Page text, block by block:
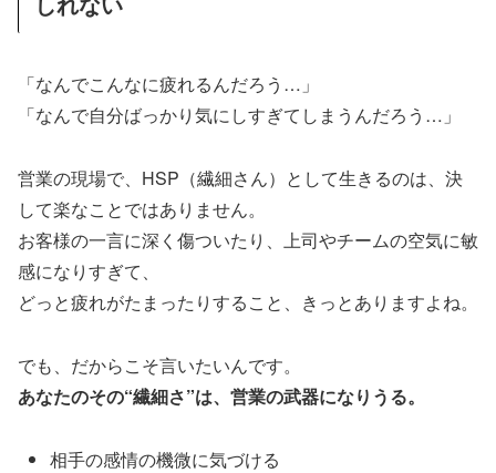
「なんでこんなに疲れるんだろう…」
「なんで自分ばっかり気にしすぎてしまうんだろう…」
営業の現場で、HSP（繊細さん）として生きるのは、決
して楽なことではありません。
お客様の一言に深く傷ついたり、上司やチームの空気に敏
感になりすぎて、
どっと疲れがたまったりすること、きっとありますよね。
でも、だからこそ言いたいんです。
あなたのその“繊細さ”は、営業の武器になりうる。
相手の感情の機微に気づける